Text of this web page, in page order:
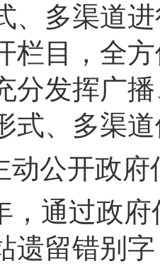
、多渠道
栏目，全
分发挥广
式、多渠
动公开政府
，通过政
遗留错别